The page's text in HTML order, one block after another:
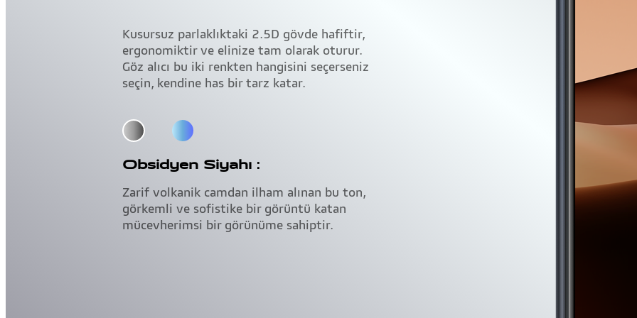
Kusursuz parlaklıktaki 2.5D gövde hafiftir,
ergonomiktir ve elinize tam olarak oturur.
Göz alıcı bu iki renkten hangisini seçerseniz
seçin, kendine has bir tarz katar.
Obsidyen Siyahı：
Zarif volkanik camdan ilham alınan bu ton,
görkemli ve sofistike bir görüntü katan
mücevherimsi bir görünüme sahiptir.